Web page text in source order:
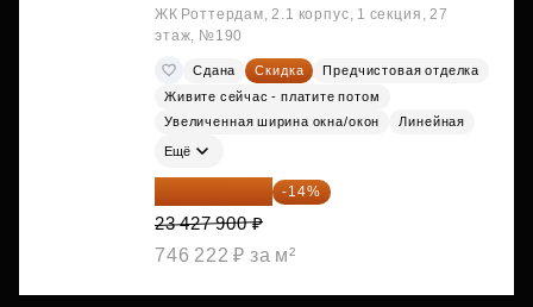
ЖК Роттердам, 2.1 корпус, 1 секция, 27
этаж, №190
Сдана Скидка
Предчистовая отделка
Живите сейчас - платите потом
Увеличенная ширина окна/окон
Линейная
Ещё
20 147 994 ₽ -14%
23 427 900 ₽
746 222 ₽ за м²